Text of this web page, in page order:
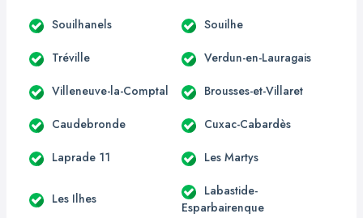
Souilhanels Souilhe
Tréville Verdun-en-Lauragais
Villeneuve-la-Comptal Brousses-et-Villaret
Caudebronde Cuxac-Cabardès
Laprade 11 Les Martys
Les Ilhes
Labastide-
Esparbairenque